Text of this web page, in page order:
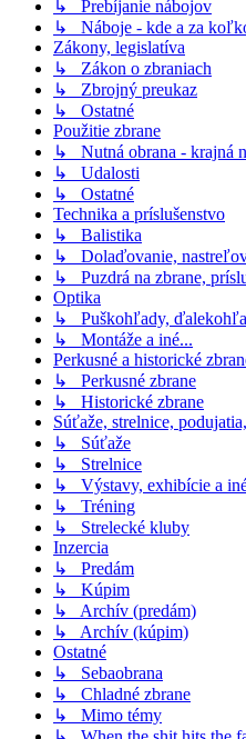
↳ Prebíjanie nábojov
↳ Náboje - kde a za
Zákony, legislatíva
↳ Zákon o zbraniach
↳ Zbrojný preukaz
↳ Ostatné
Použitie zbrane
↳ Nutná obrana - krajná
↳ Udalosti
↳ Ostatné
Technika a príslušenstvo
↳ Balistika
↳ Dolaďovanie,
↳ Puzdrá na zbrane,
Optika
↳ Puškohľady,
↳ Montáže a iné...
Perkusné a historické
↳ Perkusné zbrane
↳ Historické zbrane
Súťaže, strelnice,
↳ Súťaže
↳ Strelnice
↳ Výstavy, exhibície a
↳ Tréning
↳ Strelecké kluby
Inzercia
↳ Predám
↳ Kúpim
↳ Archív (predám)
↳ Archív (kúpim)
Ostatné
↳ Sebaobrana
↳ Chladné zbrane
↳ Mimo témy